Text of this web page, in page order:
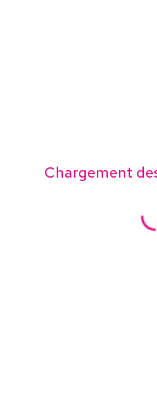
Chargement